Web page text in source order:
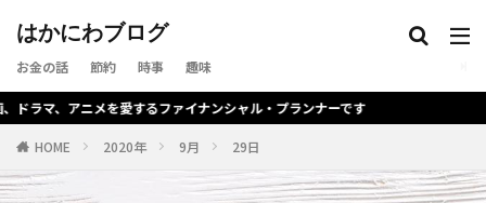
はかにわブログ
お金の話 節約 時事 趣味
、アニメを愛するファイナンシャル・プランナーです
HOME 2020年 9月 29日